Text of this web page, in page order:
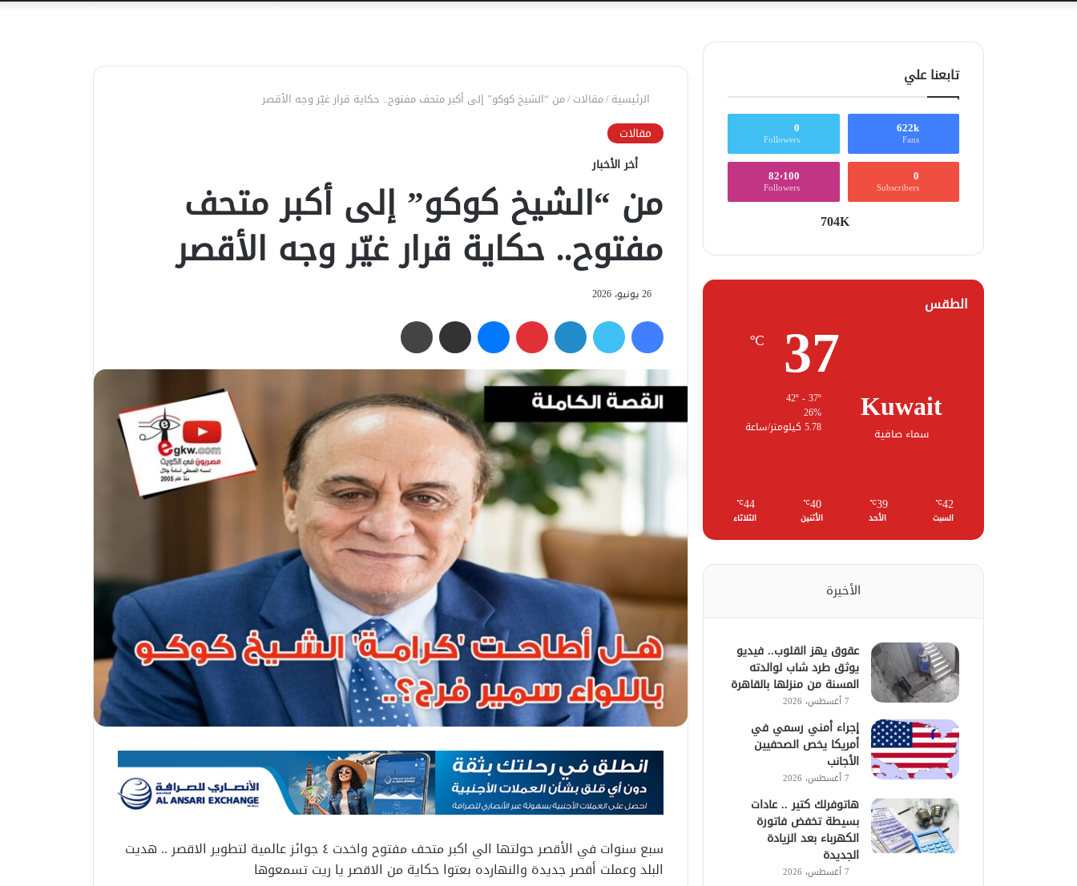
الرئيسية/مقالات/من “الشيخ كوكو” إلى أكبر متحف مفتوح.. حكاية قرار غيّر وجه الأقصر
مقالات
أخر الأخبار
من “الشيخ كوكو” إلى أكبر متحف
مفتوح.. حكاية قرار غيّر وجه الأقصر
26 يونيو، 2026
فيسبوك تويتر لينكدإن بينتيريست ماسنجر مشاركة عبر البريد
سبع سنوات في الأقصر حولتها الي اكبر متحف مفتوح واخدت ٤ جوائز عالمية لتطوير الاقصر .. هديت
البلد وعملت أقصر جديدة والنهارده بعتوا حكاية من الاقصر يا ريت تسمعوها
تابعنا علي
622k
Fans
0
Followers
0
Subscribers
82٬100
Followers
704K
الطقس
Kuwait
سماء صافية
37
℃
42º - 37º
26%
5.78 كيلومتر/ساعة
42
℃
السبت
39
℃
الأحد
40
℃
الأثنين
44
℃
الثلاثاء
الأخيرة
عقوق يهز القلوب.. فيديو
يوثق طرد شاب لوالدته
المسنة من منزلها بالقاهرة
7 أغسطس، 2026
إجراء أمني رسمي في
أمريكا يخص الصحفيين
الأجانب
7 أغسطس، 2026
هاتوفرلك كتير .. عادات
بسيطة تخفض فاتورة
الكهرباء بعد الزيادة
الجديدة
7 أغسطس، 2026